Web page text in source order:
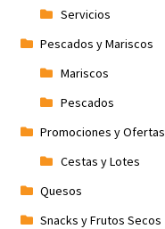
Servicios
Pescados y Mariscos
Mariscos
Pescados
Promociones y Ofertas
Cestas y Lotes
Quesos
Snacks y Frutos Secos